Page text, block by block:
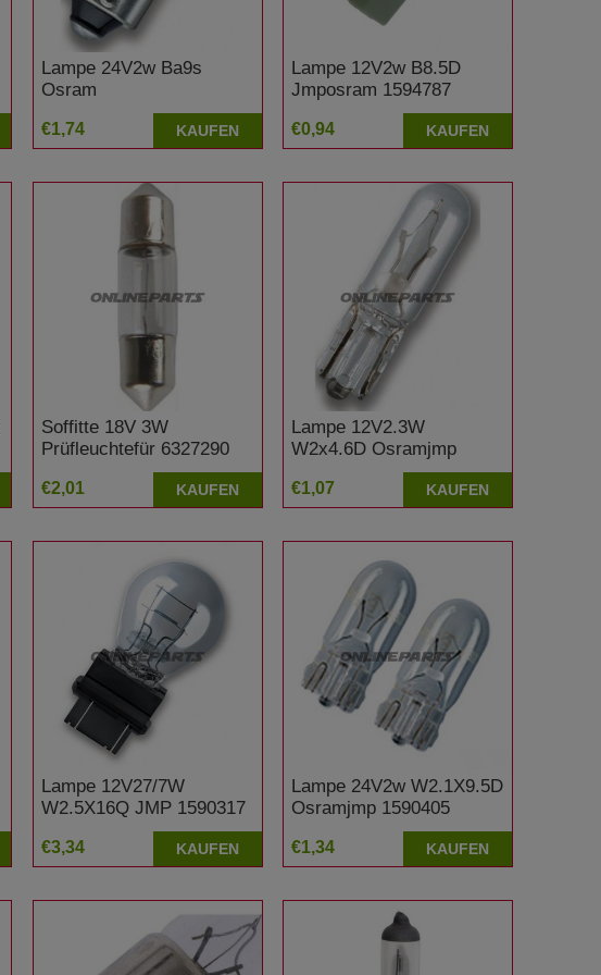
Lampe 24V2w Ba9s
Osram
€1,74 KAUFEN
Lampe 12V2w B8.5D
Jmposram 1594787
€0,94 KAUFEN
Soffitte 18V 3W
Prüfleuchtefür 6327290
€2,01 KAUFEN
Lampe 12V2.3W
W2x4.6D Osramjmp
€1,07 KAUFEN
Lampe 12V27/7W
W2.5X16Q JMP 1590317
€3,34 KAUFEN
Lampe 24V2w W2.1X9.5D
Osramjmp 1590405
€1,34 KAUFEN